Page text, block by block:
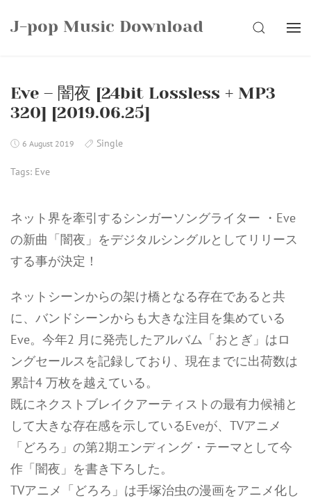
J-pop Music Download SEARCH
Eve – 闇夜 [24bit Lossless + MP3
320] [2019.06.25]
6 August 2019 Single
Tags: Eve
ネット界を牽引するシンガーソングライター ・Eve
の新曲「闇夜」をデジタルシングルとしてリリース
する事が決定！
ネットシーンからの架け橋となる存在であると共
に、バンドシーンからも大きな注目を集めている
Eve。今年2 月に発売したアルバム「おとぎ」はロ
ングセールスを記録しており、現在までに出荷数は
累計4 万枚を越えている。
既にネクストブレイクアーティストの最有力候補と
して大きな存在感を示しているEveが、TVアニメ
「どろろ」の第2期エンディング・テーマとして今
作「闇夜」を書き下ろした。
TVアニメ「どろろ」は手塚治虫の漫画をアニメ化し